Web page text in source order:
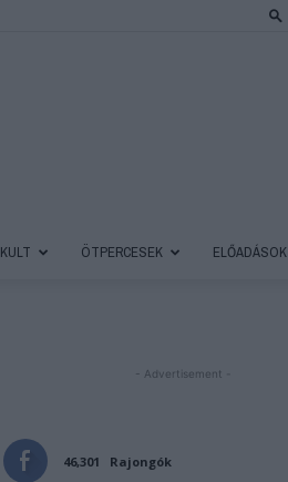
KULT ÖTPERCESEK ELŐADÁSOK
- Advertisement -
46,301 Rajongók